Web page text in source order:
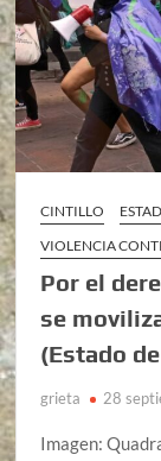
CINTILLO
VIOLENCIA
Por el
se
(Estado
grieta 28
Imagen: